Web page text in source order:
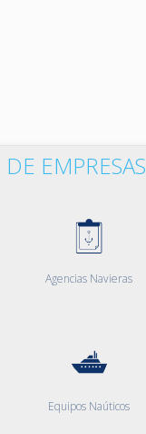
EMPRESAS
Agencias Navieras
Equipos Naúticos